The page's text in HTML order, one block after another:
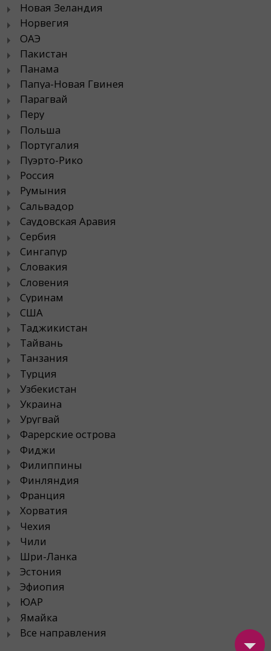
Новая Зеландия
Норвегия
ОАЭ
Пакистан
Панама
Папуа-Новая Гвинея
Парагвай
Перу
Польша
Португалия
Пуэрто-Рико
Россия
Румыния
Сальвадор
Саудовская Аравия
Сербия
Сингапур
Словакия
Словения
Суринам
США
Таджикистан
Тайвань
Танзания
Турция
Узбекистан
Украина
Уругвай
Фарерские острова
Фиджи
Филиппины
Финляндия
Франция
Хорватия
Чехия
Чили
Шри-Ланка
Эстония
Эфиопия
ЮАР
Ямайка
Все направления